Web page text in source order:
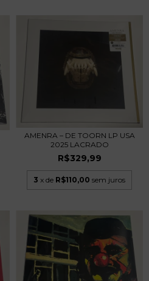
AMENRA – DE TOORN LP USA
2025 LACRADO
R$329,99
3 x de R$110,00 sem juros